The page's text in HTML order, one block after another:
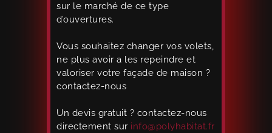
sur le marché de ce type
d’ouvertures.
Vous souhaitez changer vos volets,
ne plus avoir a les repeindre et
valoriser votre façade de maison ?
contactez-nous
Un devis gratuit ? contactez-nous
directement sur info@polyhabitat.fr